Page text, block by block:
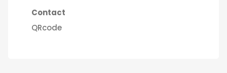
Contact
QRcode